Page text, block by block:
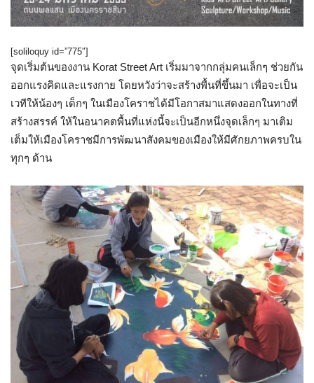
[soliloquy id=”775″]
จุดเริ่มต้นของงาน Korat Street Art เริ่มมาจากกลุ่มคนเล็กๆ ช่วยกัน
ออกแรงคิดและแรงกาย โดยหวังว่าจะสร้างพื้นที่ขึ้นมา เพื่อจะเป็น
เวทีให้น้องๆ เด็กๆ ในเมืองโคราชได้มีโอกาสมาแสดงออกในทางที่
สร้างสรรค์ ให้ในอนาคตพื้นที่แห่งนี้จะเป็นอีกหนึ่งจุดเล็กๆ มาเติม
เต็มให้เมืองโคราชมีการพัฒนาสังคมของเมืองให้มีศักยภาพครบใน
ทุกๆ ด้าน